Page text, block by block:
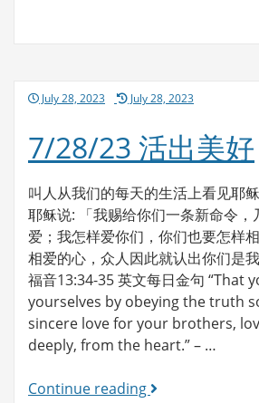
PostedJuly 28, 2023 July 28, 2023
7/28/23 活出美好
叫人从我们的每天的生活上看见耶稣
耶稣说: 「我赐给你们一条新命令，
爱；我怎样爱你们，你们也要怎样
相爱的心，众人因此就认出你们是
福音13:34-35 英文每日金句 “That
yourselves by obeying the truth
sincere love for your brothers,
deeply, from the heart.” – …
Continue reading7/28/23